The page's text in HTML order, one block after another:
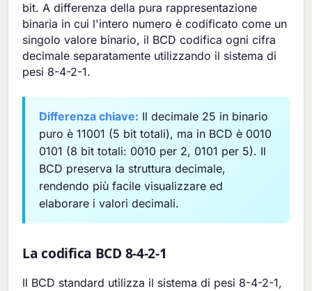
bit. A differenza della pura rappresentazione
binaria in cui l'intero numero è codificato come un
singolo valore binario, il BCD codifica ogni cifra
decimale separatamente utilizzando il sistema di
pesi 8-4-2-1.
Differenza chiave: Il decimale 25 in binario
puro è 11001 (5 bit totali), ma in BCD è 0010
0101 (8 bit totali: 0010 per 2, 0101 per 5). Il
BCD preserva la struttura decimale,
rendendo più facile visualizzare ed
elaborare i valori decimali.
La codifica BCD 8-4-2-1
Il BCD standard utilizza il sistema di pesi 8-4-2-1,